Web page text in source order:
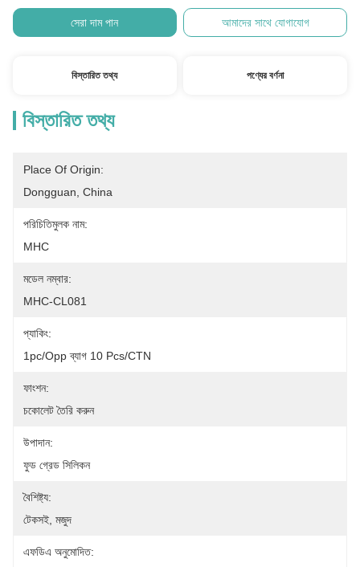
সেরা দাম পান আমাদের সাথে যোগাযোগ
বিস্তারিত তথ্য পণ্যের বর্ণনা
বিস্তারিত তথ্য
Place Of Origin:
Dongguan, China
পরিচিতিমুলক নাম:
MHC
মডেল নম্বার:
MHC-CL081
প্যাকিং:
1pc/opp ব্যাগ 10 Pcs/CTN
ফাংশন:
চকোলেট তৈরি করুন
উপাদান:
ফুড গ্রেড সিলিকন
বৈশিষ্ট্য:
টেকসই, মজুদ
এফডিএ অনুমোদিত: